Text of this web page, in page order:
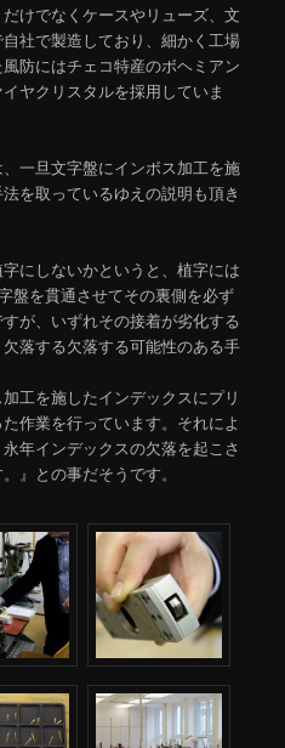
けでなくケースやリューズ、文
社で製造しており、細かく工場
防にはチェコ特産のボヘミアン
ヤクリスタルを採用していま
一旦文字盤にインボス加工を施
を取っているゆえの説明も頂き
にしないかというと、植字には
盤を貫通させてその裏側を必ず
が、いずれその接着が劣化する
落する欠落する可能性のある手
工を施したインデックスにプリ
作業を行っています。それによ
年インデックスの欠落を起こさ
』との事だそうです。